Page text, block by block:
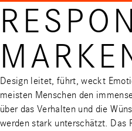
Design leitet, führt, weckt
meisten Menschen den
über das Verhalten und die
werden stark unterschätzt. Das